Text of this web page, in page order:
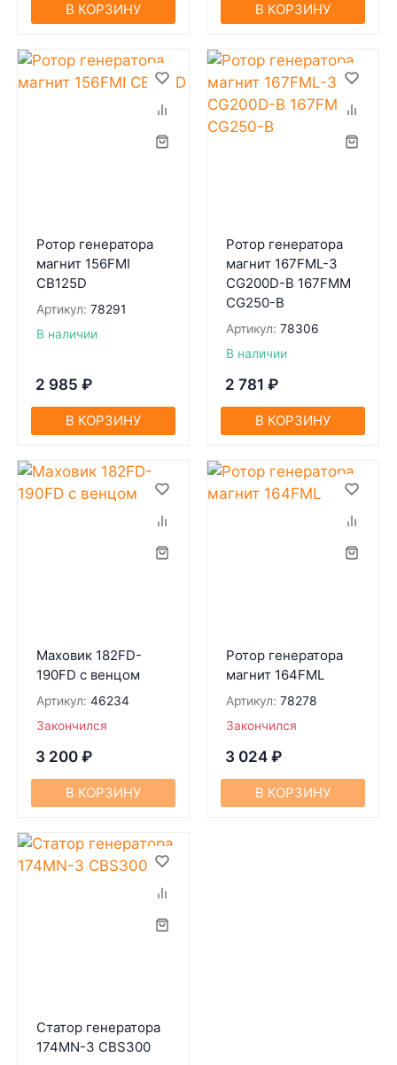
В КОРЗИНУ В КОРЗИНУ
Ротор генератора
магнит 156FMI
CB125D
Артикул: 78291
В наличии
2 985 ₽
В КОРЗИНУ
Ротор генератора
магнит 167FML-3
CG200D-B 167FMM
CG250-B
Артикул: 78306
В наличии
2 781 ₽
В КОРЗИНУ
Маховик 182FD-
190FD с венцом
Артикул: 46234
Закончился
3 200 ₽
В КОРЗИНУ
Ротор генератора
магнит 164FML
Артикул: 78278
Закончился
3 024 ₽
В КОРЗИНУ
Статор генератора
174MN-3 CBS300